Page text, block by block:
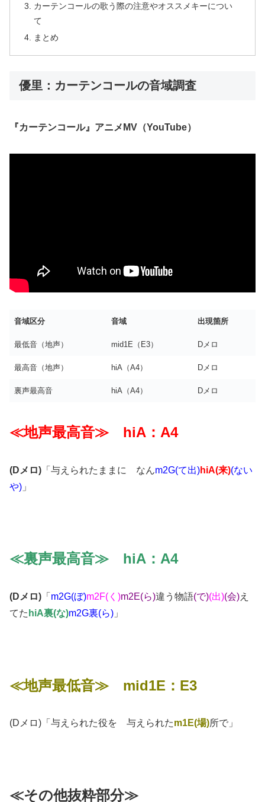
カーテンコールの歌う際の注意やオススメキーについ
て
まとめ
優里：カーテンコールの音域調査
『カーテンコール』アニメMV（YouTube）
音域区分 音域 出現箇所
最低音（地声） mid1E（E3） Dメロ
最高音（地声） hiA（A4） Dメロ
裏声最高音 hiA（A4） Dメロ
≪地声最高音≫ hiA：A4
(Dメロ) 「与えられたままに なんm2G(て出)hiA(来)(ない
や) 」
≪裏声最高音≫ hiA：A4
(Dメロ) 「 m2G(ぼ)m2F(く)m2E(ら)違う物語(で)(出)(会)え
てた hiA裏(な)m2G裏(ら) 」
≪地声最低音≫ mid1E：E3
(Dメロ)「与えられた役を 与えられたm1E(場)所で」
≪その他抜粋部分≫